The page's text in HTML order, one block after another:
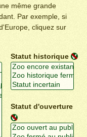
même grande
Par exemple, si
cliquez sur
Statut historique
Statut d'ouverture